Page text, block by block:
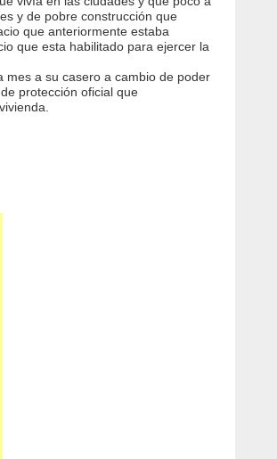
y de pobre construcción que
que anteriormente estaba
que esta habilitado para ejercer la
mes a su casero a cambio de poder
protección oficial que